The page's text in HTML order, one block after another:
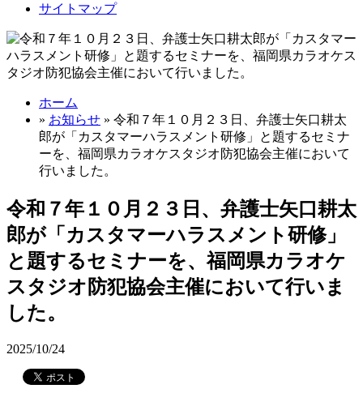
サイトマップ
ホーム
» お知らせ » 令和７年１０月２３日、弁護士矢口耕太
郎が「カスタマーハラスメント研修」と題するセミナ
ーを、福岡県カラオケスタジオ防犯協会主催において
行いました。
令和７年１０月２３日、弁護士矢口耕太
郎が「カスタマーハラスメント研修」
と題するセミナーを、福岡県カラオケ
スタジオ防犯協会主催において行いま
した。
2025/10/24